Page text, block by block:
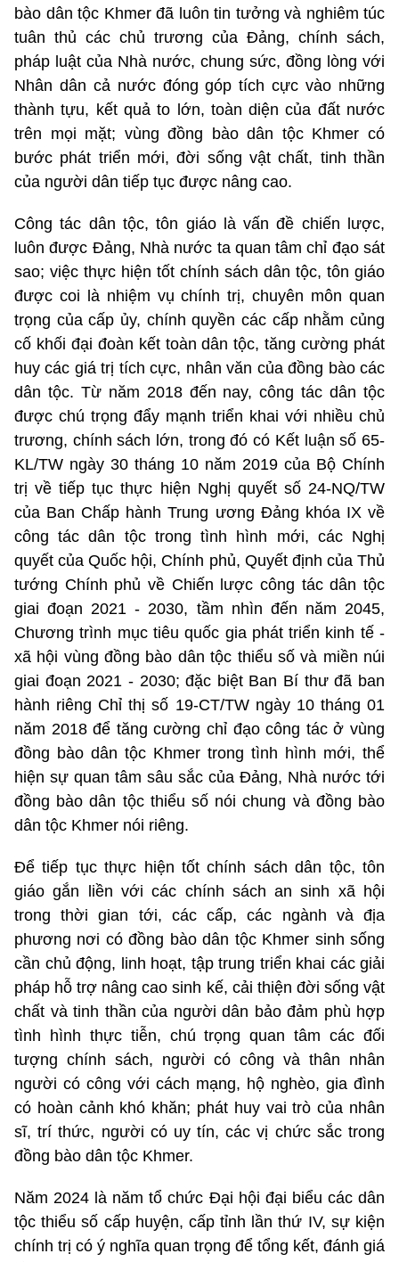
bào dân tộc Khmer đã luôn tin tưởng và nghiêm túc
tuân thủ các chủ trương của Đảng, chính sách,
pháp luật của Nhà nước, chung sức, đồng lòng với
Nhân dân cả nước đóng góp tích cực vào những
thành tựu, kết quả to lớn, toàn diện của đất nước
trên mọi mặt; vùng đồng bào dân tộc Khmer có
bước phát triển mới, đời sống vật chất, tinh thần
của người dân tiếp tục được nâng cao.
Công tác dân tộc, tôn giáo là vấn đề chiến lược,
luôn được Đảng, Nhà nước ta quan tâm chỉ đạo sát
sao; việc thực hiện tốt chính sách dân tộc, tôn giáo
được coi là nhiệm vụ chính trị, chuyên môn quan
trọng của cấp ủy, chính quyền các cấp nhằm củng
cố khối đại đoàn kết toàn dân tộc, tăng cường phát
huy các giá trị tích cực, nhân văn của đồng bào các
dân tộc. Từ năm 2018 đến nay, công tác dân tộc
được chú trọng đẩy mạnh triển khai với nhiều chủ
trương, chính sách lớn, trong đó có Kết luận số 65-
KL/TW ngày 30 tháng 10 năm 2019 của Bộ Chính
trị về tiếp tục thực hiện Nghị quyết số 24-NQ/TW
của Ban Chấp hành Trung ương Đảng khóa IX về
công tác dân tộc trong tình hình mới, các Nghị
quyết của Quốc hội, Chính phủ, Quyết định của Thủ
tướng Chính phủ về Chiến lược công tác dân tộc
giai đoạn 2021 - 2030, tầm nhìn đến năm 2045,
Chương trình mục tiêu quốc gia phát triển kinh tế -
xã hội vùng đồng bào dân tộc thiểu số và miền núi
giai đoạn 2021 - 2030; đặc biệt Ban Bí thư đã ban
hành riêng Chỉ thị số 19-CT/TW ngày 10 tháng 01
năm 2018 để tăng cường chỉ đạo công tác ở vùng
đồng bào dân tộc Khmer trong tình hình mới, thể
hiện sự quan tâm sâu sắc của Đảng, Nhà nước tới
đồng bào dân tộc thiểu số nói chung và đồng bào
dân tộc Khmer nói riêng.
Để tiếp tục thực hiện tốt chính sách dân tộc, tôn
giáo gắn liền với các chính sách an sinh xã hội
trong thời gian tới, các cấp, các ngành và địa
phương nơi có đồng bào dân tộc Khmer sinh sống
cần chủ động, linh hoạt, tập trung triển khai các giải
pháp hỗ trợ nâng cao sinh kế, cải thiện đời sống vật
chất và tinh thần của người dân bảo đảm phù hợp
tình hình thực tiễn, chú trọng quan tâm các đối
tượng chính sách, người có công và thân nhân
người có công với cách mạng, hộ nghèo, gia đình
có hoàn cảnh khó khăn; phát huy vai trò của nhân
sĩ, trí thức, người có uy tín, các vị chức sắc trong
đồng bào dân tộc Khmer.
Năm 2024 là năm tổ chức Đại hội đại biểu các dân
tộc thiểu số cấp huyện, cấp tỉnh lần thứ IV, sự kiện
chính trị có ý nghĩa quan trọng để tổng kết, đánh giá